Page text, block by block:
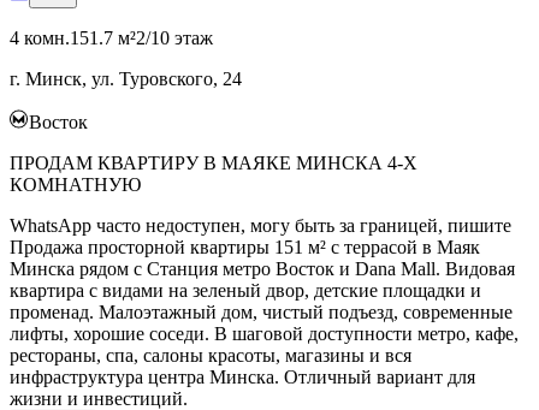
4 комн.151.7 м²2/10 этаж
г. Минск, ул. Туровского, 24
Восток
ПРОДАМ КВАРТИРУ В МАЯКЕ МИНСКА 4-Х
КОМНАТНУЮ
WhatsApp часто недоступен, могу быть за границей, пишите
Продажа просторной квартиры 151 м² с террасой в Маяк
Минска рядом с Станция метро Восток и Dana Mall. Видовая
квартира с видами на зеленый двор, детские площадки и
променад. Малоэтажный дом, чистый подъезд, современные
лифты, хорошие соседи. В шаговой доступности метро, кафе,
рестораны, спа, салоны красоты, магазины и вся
инфраструктура центра Минска. Отличный вариант для
жизни и инвестиций.